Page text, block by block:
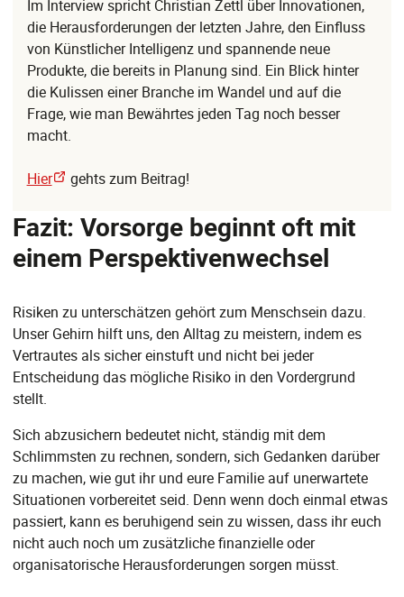
Im Interview spricht Christian Zettl über Innovationen,
die Herausforderungen der letzten Jahre, den Einfluss
von Künstlicher Intelligenz und spannende neue
Produkte, die bereits in Planung sind. Ein Blick hinter
die Kulissen einer Branche im Wandel und auf die
Frage, wie man Bewährtes jeden Tag noch besser
macht.
Hier gehts zum Beitrag!
Fazit: Vorsorge beginnt oft mit
einem Perspektivenwechsel
Risiken zu unterschätzen gehört zum Menschsein dazu.
Unser Gehirn hilft uns, den Alltag zu meistern, indem es
Vertrautes als sicher einstuft und nicht bei jeder
Entscheidung das mögliche Risiko in den Vordergrund
stellt.
Sich abzusichern bedeutet nicht, ständig mit dem
Schlimmsten zu rechnen, sondern, sich Gedanken darüber
zu machen, wie gut ihr und eure Familie auf unerwartete
Situationen vorbereitet seid. Denn wenn doch einmal etwas
passiert, kann es beruhigend sein zu wissen, dass ihr euch
nicht auch noch um zusätzliche finanzielle oder
organisatorische Herausforderungen sorgen müsst.